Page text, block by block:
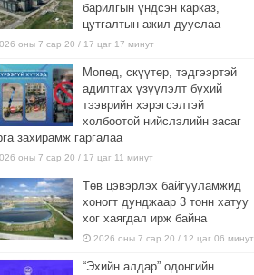
барилгын үндсэн карказ,
цутгалтын ажил дууслаа
оны 7 сар 20 / 17 цаг 17 минут
Мопед, скүүтер, тэдгээртэй
адилтгах үзүүлэлт бүхий
тээврийн хэрэгсэлтэй
холбоотой нийслэлийн засаг
захирамж гаргалаа
оны 7 сар 20 / 17 цаг 11 минут
Төв цэвэрлэх байгууламжид
хоногт дунджаар 3 тонн хатуу
хог хаягдал ирж байна
2026 оны 7 сар 20 / 12 цаг 06 минут
“Эхийн алдар” одонгийн